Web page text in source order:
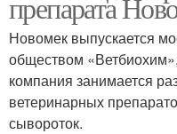
Новомек выпускается
обществом
компания занимается
ветеринарных
сывороток.